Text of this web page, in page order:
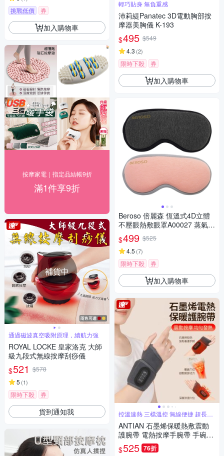
挑戰低價 券
加入購物車
按摩家電｜指定品結帳9折
滿1件享9折
補貨中
通過磁波真空吸附原理，續航力強
ROYAL LOCKE 皇家洛克 大師
級九段式無線按摩刮痧儀
$521 $578
5 (1)
限時下殺 券
貨到通知我
輕巧貼身 無負重感
沛莉緹Panatec 3D電動胸部按
摩器美胸儀 K-193
$495 $549
4.3 (2)
限時下殺 券
加入購物車
Beroso 倍麗森 恆溫式4D立體
不壓眼熱敷眼罩A00027 蒸氣眼
罩 溫感眼罩 眼部紓壓
$499 $525
4.5 (7)
限時下殺 券
加入購物車
控溫速熱 三檔溫控 無線便捷 超長續
航
ANTIAN 石墨烯保暖熱敷震動
護腕帶 電熱按摩手腕帶 手碗按
摩儀 手腕保暖神器
$525 76折